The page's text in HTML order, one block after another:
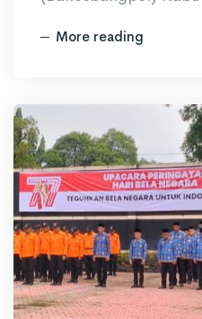
More reading